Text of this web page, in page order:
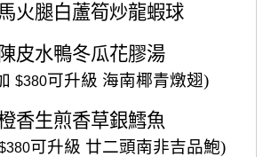
火腿白蘆筍炒龍蝦球
陳皮水鴨冬瓜花膠湯
$380可升級 海南椰青燉翅)
香生煎香草銀鱈魚
可升級 廿二頭南非吉品鮑)